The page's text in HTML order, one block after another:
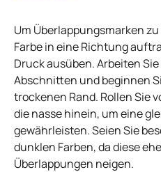
Um Überlappungsmarken
Farbe in eine Richtung
Druck ausüben. Arbeiten
Abschnitten und beginnen
trockenen Rand. Rollen Sie
die nasse hinein, um eine
gewährleisten. Seien Sie
dunklen Farben, da diese
Überlappungen neigen.